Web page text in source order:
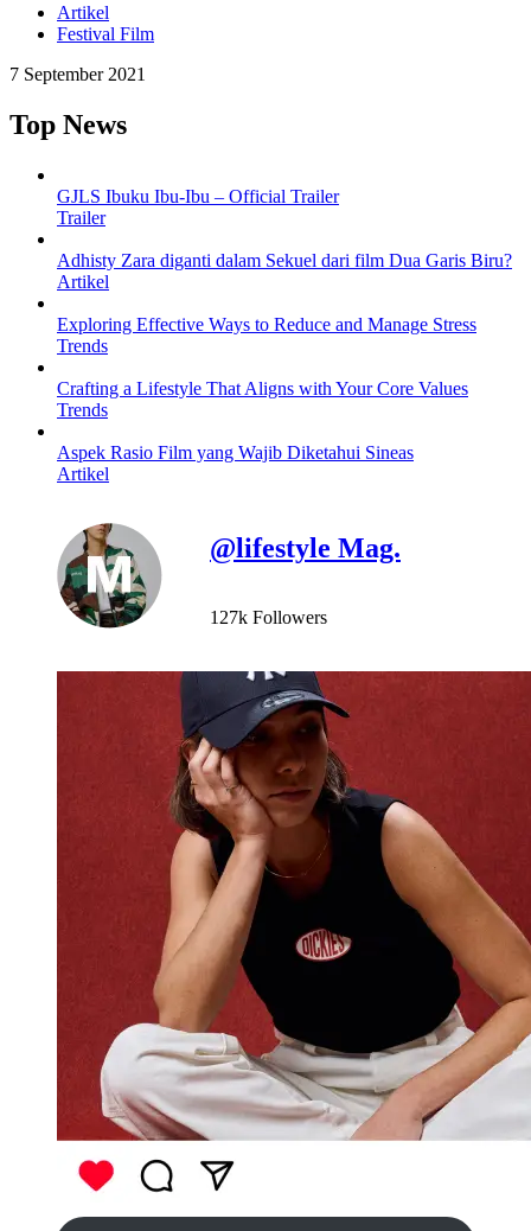
Artikel
Festival Film
7 September 2021
Top News
GJLS Ibuku Ibu-Ibu – Official Trailer
Trailer
Adhisty Zara diganti dalam Sekuel dari film Dua Garis Biru?
Artikel
Exploring Effective Ways to Reduce and Manage Stress
Trends
Crafting a Lifestyle That Aligns with Your Core Values
Trends
Aspek Rasio Film yang Wajib Diketahui Sineas
Artikel
@lifestyle Mag.
127k Followers